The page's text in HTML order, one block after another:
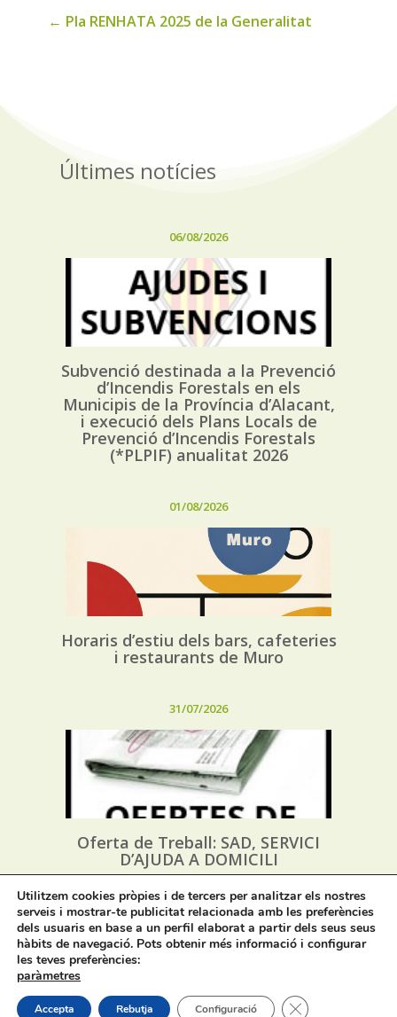
← Pla RENHATA 2025 de la Generalitat
Últimes notícies
06/08/2026
Subvenció destinada a la Prevenció
d’Incendis Forestals en els
Municipis de la Província d’Alacant,
i execució dels Plans Locals de
Prevenció d’Incendis Forestals
(*PLPIF) anualitat 2026
01/08/2026
Horaris d’estiu dels bars, cafeteries
i restaurants de Muro
31/07/2026
Oferta de Treball: SAD, SERVICI
D’AJUDA A DOMICILI
31/07/2026
Utilitzem cookies pròpies i de tercers per analitzar els nostres
serveis i mostrar-te publicitat relacionada amb les preferències
dels usuaris en base a un perfil elaborat a partir dels seus seus
hàbits de navegació. Pots obtenir més informació i configurar
les teves preferències:
paràmetres
Accepta Rebutja Configuració Tanca el bàner de